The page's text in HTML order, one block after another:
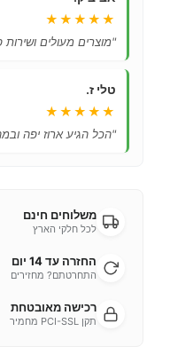
★★★★★
"מוצרים מעולים
טלי ז.
★★★★★
"הכל הגיע ארוז יפה
משלוחים חינם
לכל חלקי הארץ
החזרה עד 14 יום
התחרטתם? מחזירים
רכישה מאובטחת
תקן PCI-SSL מחמיר